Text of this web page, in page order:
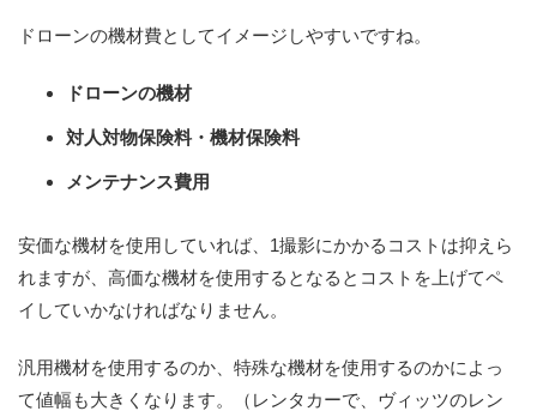
ドローンの機材費としてイメージしやすいですね。
ドローンの機材
対人対物保険料・機材保険料
メンテナンス費用
安価な機材を使用していれば、1撮影にかかるコストは抑えら
れますが、高価な機材を使用するとなるとコストを上げてペ
イしていかなければなりません。
汎用機材を使用するのか、特殊な機材を使用するのかによっ
て値幅も大きくなります。（レンタカーで、ヴィッツのレン